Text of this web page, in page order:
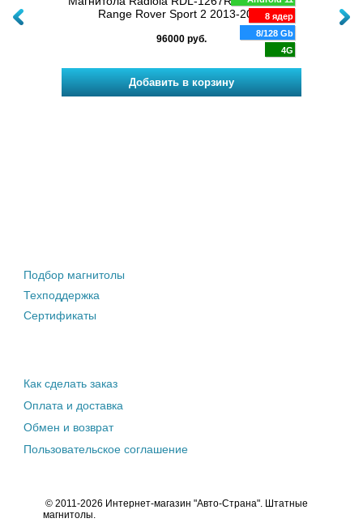
ядер
8 ядер
8/128 Gb
4G
Range Rover Sport 2 2013-2016
96000 руб.
Подбор магнитолы
Техподдержка
Сертификаты
Как сделать заказ
Оплата и доставка
Обмен и возврат
Пользовательское соглашение
© 2011-2026 Интернет-магазин "Авто-Страна". Штатные
магнитолы.